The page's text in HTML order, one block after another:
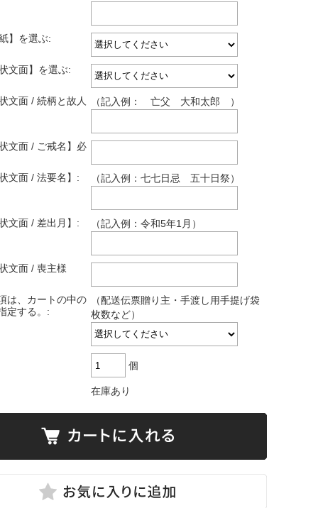
】を選ぶ:
文面】を選ぶ:
文面 / 続柄と故人
（記入例： 亡父 大和太郎 ）
文面 / ご戒名】必
文面 / 法要名】:
（記入例：七七日忌 五十日祭）
文面 / 差出月】: （記入例：令和5年1月）
文面 / 喪主様
は、カートの中の
定する。:
（配送伝票贈り主・手渡し用手提げ袋
枚数など）
個
在庫あり